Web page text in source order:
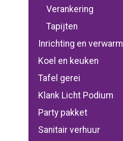
Verankering
Tapijten
Inrichting en
Koel en keuken
Tafel gerei
Klank Licht Podium
Party pakket
Sanitair verhuur